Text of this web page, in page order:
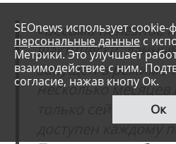
«Весьма полезное
Фактически,
запущен в режиме
несколько месяцев
только сейчас он
доступен каждому
SEOnews использует
персональные данные с
Метрики. Это улучшает
взаимодействие с ним.
согласие, нажав кнопу Ок.
Ок